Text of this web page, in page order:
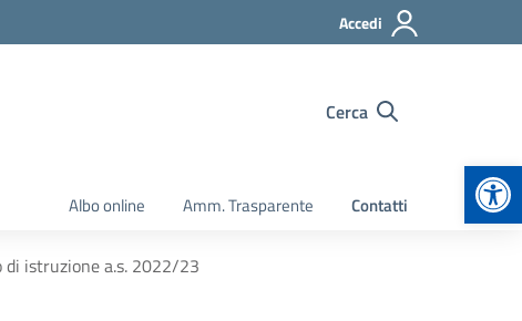
Accedi
Cerca
Albo online Amm. Trasparente Contatti
di istruzione a.s. 2022/23